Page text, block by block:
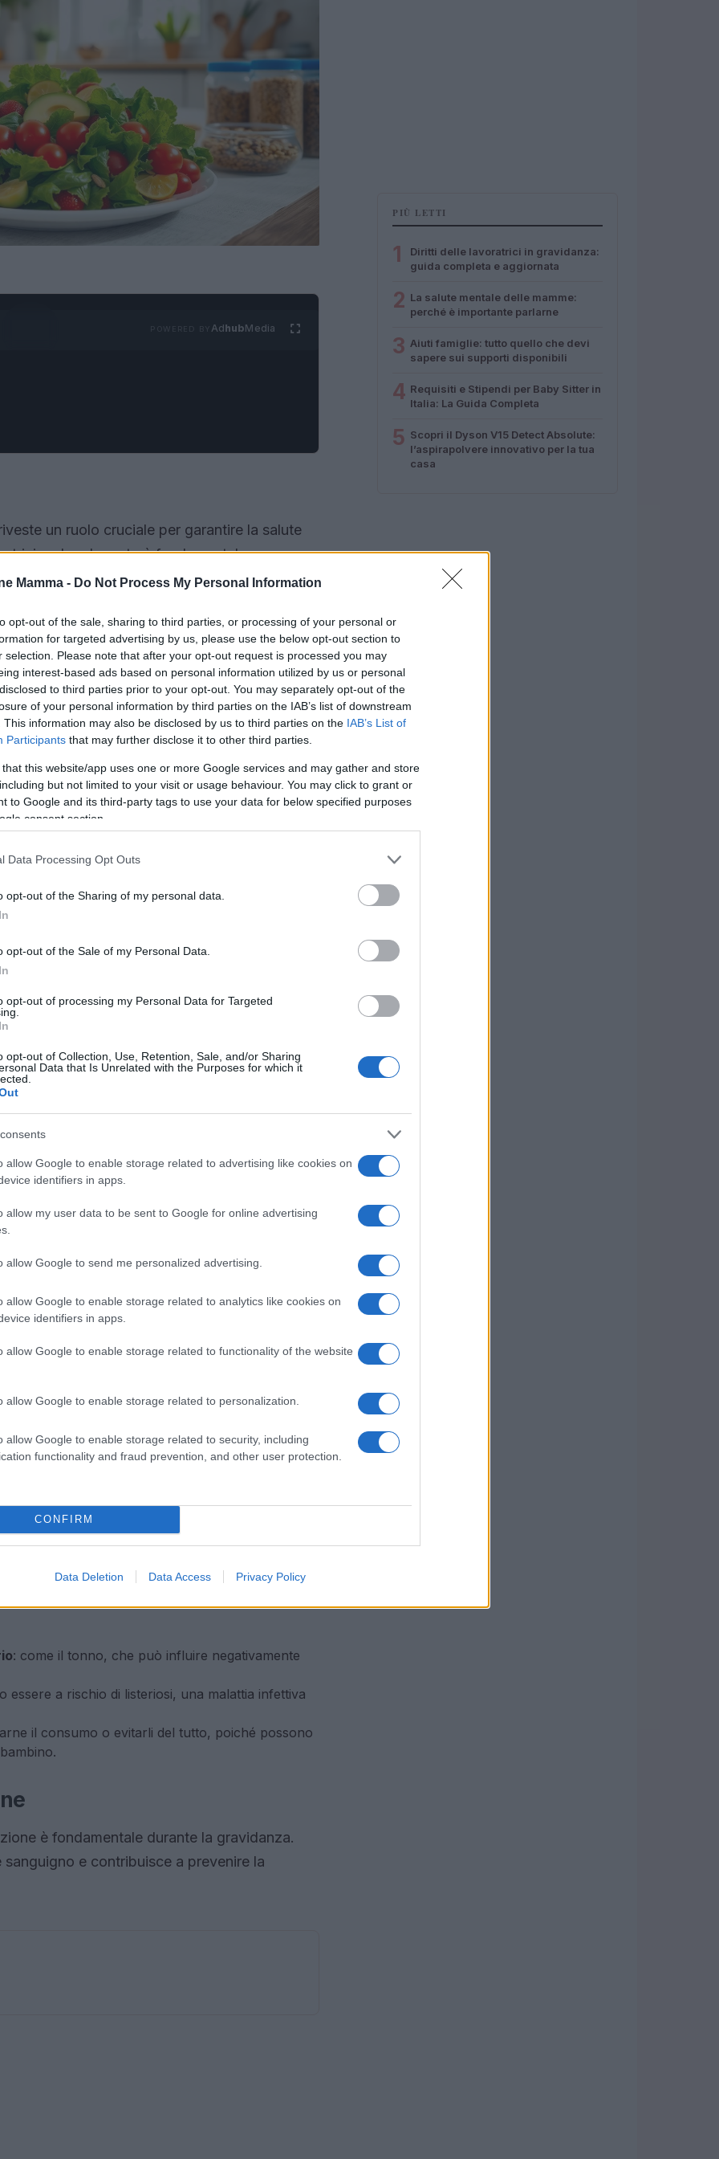
Mamma - Do Not Process My Personal Information
opt-out of the sale, sharing to third parties, or processing of your personal or
for targeted advertising by us, please use the below opt-out section to
selection. Please note that after your opt-out request is processed you may
interest-based ads based on personal information utilized by us or personal
to third parties prior to your opt-out. You may separately opt-out of the
of your personal information by third parties on the IAB’s list of downstream
This information may also be disclosed by us to third parties on the IAB’s List of
Participants that may further disclose it to other third parties.
that this website/app uses one or more Google services and may gather and store
but not limited to your visit or usage behaviour. You may click to grant or
to Google and its third-party tags to use your data for below specified purposes
consent section.
Data Processing Opt Outs
opt-out of the Sharing of my personal data.
opt-out of the Sale of my Personal Data.
opt-out of processing my Personal Data for Targeted
opt-out of Collection, Use, Retention, Sale, and/or Sharing
Data that Is Unrelated with the Purposes for which it
allow Google to enable storage related to advertising like cookies on
identifiers in apps.
allow my user data to be sent to Google for online advertising
allow Google to send me personalized advertising.
allow Google to enable storage related to analytics like cookies on
identifiers in apps.
allow Google to enable storage related to functionality of the website
allow Google to enable storage related to personalization.
allow Google to enable storage related to security, including
functionality and fraud prevention, and other user protection.
CONFIRM
Data Deletion Data Access Privacy Policy
AdhubMedia
un ruolo cruciale per garantire la salute
adeguato è fondamentale per
il corpo della madre al parto.
in gravidanza
diverse sfide alimentari, come nausea,
considerare questi fattori per garantire un
dieta
minerali.
e energia.
legumi.
e olio d’oliva.
attenzione a determinati alimenti che
da evitare:
: come il tonno, che può influire negativamente
essere a rischio di listeriosi, una malattia infettiva
il consumo o evitarli del tutto, poiché possono
è fondamentale durante la gravidanza.
sanguigno e contribuisce a prevenire la
PIÙ LETTI
1
Diritti delle lavoratrici in gravidanza:
guida completa e aggiornata
2 La salute mentale delle mamme:
perché è importante parlarne
3 Aiuti famiglie: tutto quello che devi
sapere sui supporti disponibili
4 Requisiti e Stipendi per Baby Sitter in
Italia: La Guida Completa
5 Scopri il Dyson V15 Detect Absolute:
l’aspirapolvere innovativo per la tua
casa